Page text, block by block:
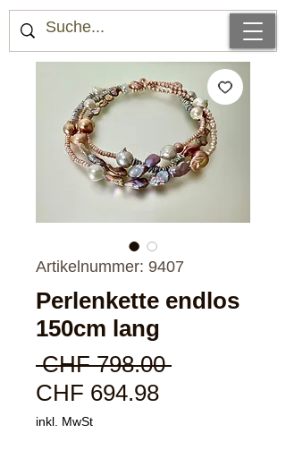
Artikelnummer: 9407
Perlenkette endlos
150cm lang
CHF 798.00
CHF 694.98Sale-
inkl. MwSt